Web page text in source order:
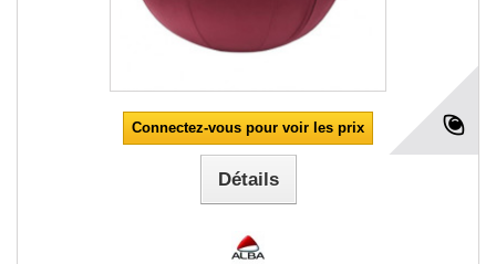
Connectez-vous pour voir les prix
Détails